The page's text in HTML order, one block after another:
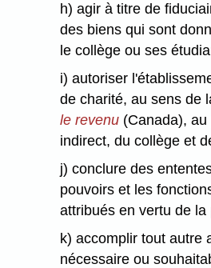
h) agir à titre de
des biens qui sont
le collège ou ses
i) autoriser
de charité, au sens de
le revenu (Canada),
indirect, du collège et
j) conclure des
pouvoirs et les
attribués en vertu de la
k) accomplir tout autre
nécessaire ou